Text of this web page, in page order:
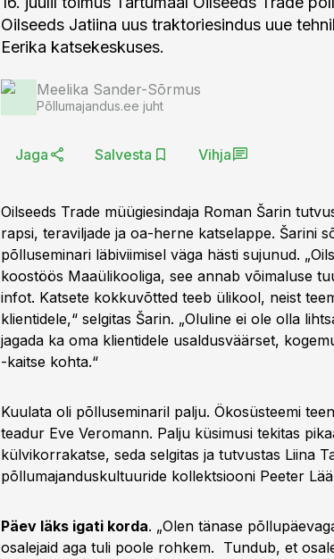
Oilseeds Jatiina uus traktoriesindus uue
Eerika katsekeskuses.
Meelika Sander-Sõrmus
Põllumajandus.ee juht
Jaga Salvesta Vihja
Oilseeds Trade müügiesindaja Roman Šarin
rapsi, teraviljade ja oa-herne katselappe. Šarini
põlluseminari läbiviimisel väga hästi sujunud.
koostöös Maaülikooliga, see annab võimaluse
infot. Katsete kokkuvõtted teeb ülikool, neist
klientidele,“ selgitas Šarin. „Oluline ei ole olla
jagada ka oma klientidele usaldusväärset,
-kaitse kohta.“
Kuulata oli põlluseminaril palju. Ökosüsteemi
teadur Eve Veromann. Palju küsimusi tekitas
külvikorrakatse, seda selgitas ja tutvustas Liina
põllumajanduskultuuride kollektsiooni Peeter
Päev läks igati korda. „Olen tänase
osalejaid aga tuli poole rohkem. Tundub, et